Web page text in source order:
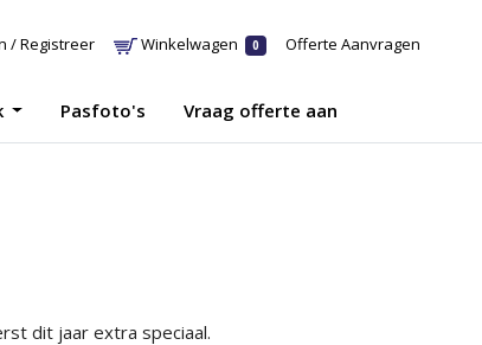
/ Registreer Winkelwagen 0 Offerte Aanvragen
Pasfoto's Vraag offerte aan
dit jaar extra speciaal.